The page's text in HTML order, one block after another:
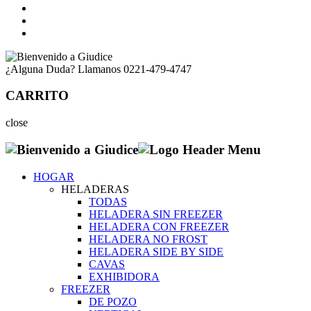
¿Alguna Duda? Llamanos 0221-479-4747
CARRITO
close
HOGAR
HELADERAS
TODAS
HELADERA SIN FREEZER
HELADERA CON FREEZER
HELADERA NO FROST
HELADERA SIDE BY SIDE
CAVAS
EXHIBIDORA
FREEZER
DE POZO